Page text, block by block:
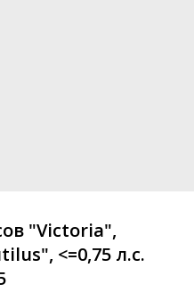
"Victoria",
<=0,75 л.с.